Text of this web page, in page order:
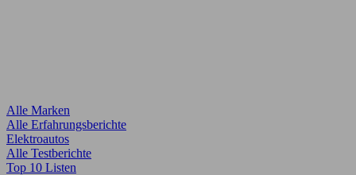
Alle Marken
Alle Erfahrungsberichte
Elektroautos
Alle Testberichte
Top 10 Listen